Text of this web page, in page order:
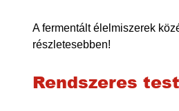
A fermentált élelmiszerek
részletesebben!
Rendszeres